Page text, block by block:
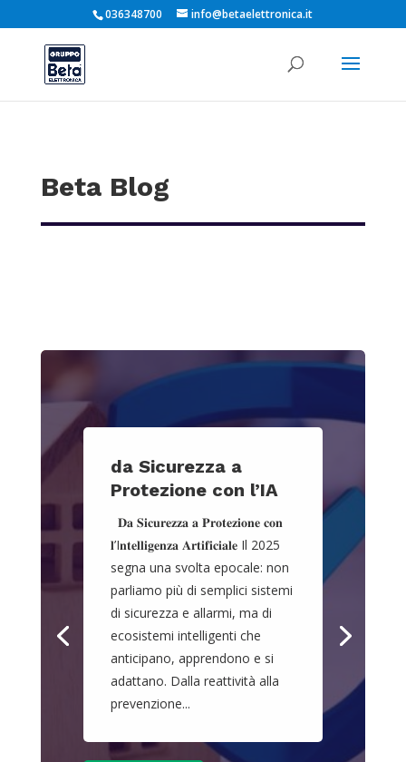
036348700 info@betaelettronica.it
Beta Blog
da Sicurezza a
Protezione con l’IA
𝐃𝐚 𝐒𝐢𝐜𝐮𝐫𝐞𝐳𝐳𝐚 𝐚 𝐏𝐫𝐨𝐭𝐞𝐳𝐢𝐨𝐧𝐞 𝐜𝐨𝐧
𝐥’I𝐧𝐭𝐞𝐥𝐥𝐢𝐠𝐞𝐧𝐳𝐚 𝐀𝐫𝐭𝐢𝐟𝐢𝐜𝐢𝐚𝐥𝐞 Il 2025
segna una svolta epocale: non
parliamo più di semplici sistemi
di sicurezza e allarmi, ma di
ecosistemi intelligenti che
anticipano, apprendono e si
adattano. Dalla reattività alla
prevenzione...